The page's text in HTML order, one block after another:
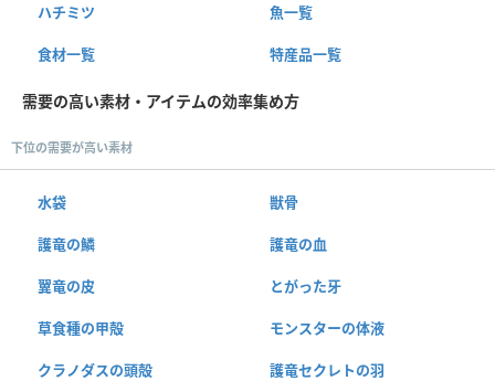
ハチミツ 魚一覧
食材一覧 特産品一覧
需要の高い素材・アイテムの効率集め方
下位の需要が高い素材
水袋 獣骨
護竜の鱗 護竜の血
翼竜の皮 とがった牙
草食種の甲殻 モンスターの体液
クラノダスの頭殻 護竜セクレトの羽